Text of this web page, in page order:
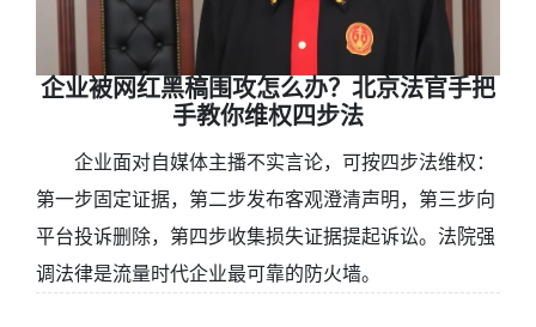
企业被网红黑稿围攻怎么办？北京法官手把
手教你维权四步法
企业面对自媒体主播不实言论，可按四步法维权：
第一步固定证据，第二步发布客观澄清声明，第三步向
平台投诉删除，第四步收集损失证据提起诉讼。法院强
调法律是流量时代企业最可靠的防火墙。